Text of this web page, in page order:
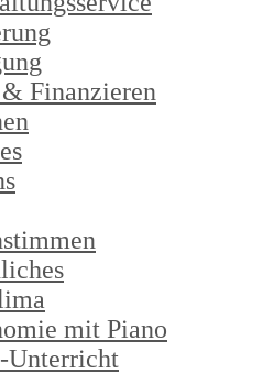
Finanzieren
mit Piano
Unterricht